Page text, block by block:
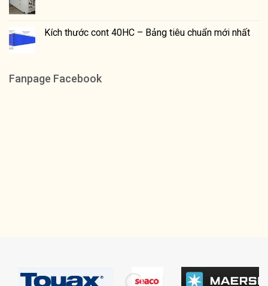
Kích thước cont 40HC – Bảng tiêu chuẩn mới nhất
Fanpage Facebook